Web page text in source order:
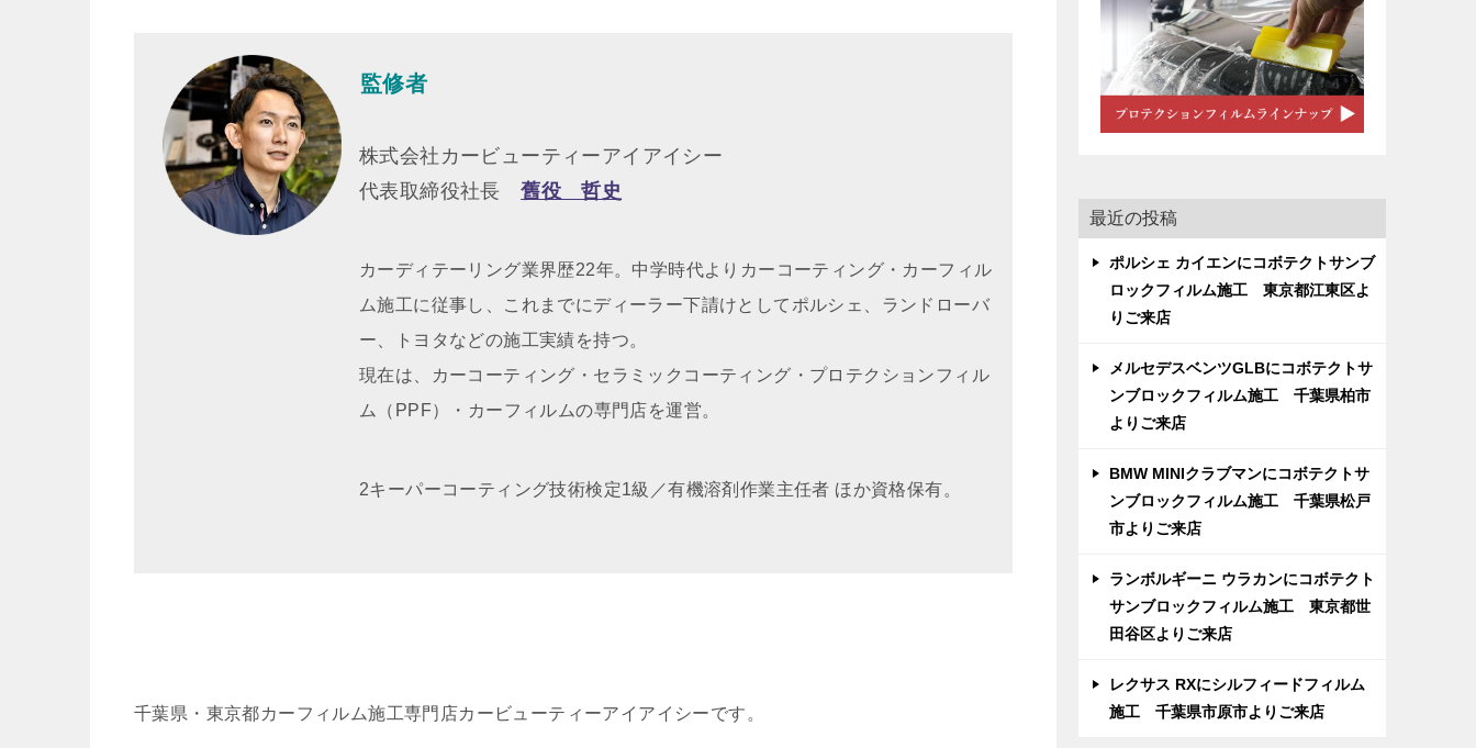
監修者
株式会社カービューティーアイアイシー
代表取締役社長舊役 哲史
カーディテーリング業界歴22年。中学時代よりカーコーティング・カーフィル
ム施工に従事し、これまでにディーラー下請けとしてポルシェ、ランドローバ
ー、トヨタなどの施工実績を持つ。
現在は、カーコーティング・セラミックコーティング・プロテクションフィル
ム（PPF）・カーフィルムの専門店を運営。
2キーパーコーティング技術検定1級／有機溶剤作業主任者 ほか資格保有。
千葉県・東京都カーフィルム施工専門店カービューティーアイアイシーです。
最近の投稿
ポルシェ カイエンにコボテクトサンブ
ロックフィルム施工 東京都江東区よ
りご来店
メルセデスベンツGLBにコボテクトサ
ンブロックフィルム施工 千葉県柏市
よりご来店
BMW MINIクラブマンにコボテクトサ
ンブロックフィルム施工 千葉県松戸
市よりご来店
ランボルギーニ ウラカンにコボテクト
サンブロックフィルム施工 東京都世
田谷区よりご来店
レクサス RXにシルフィードフィルム
施工 千葉県市原市よりご来店